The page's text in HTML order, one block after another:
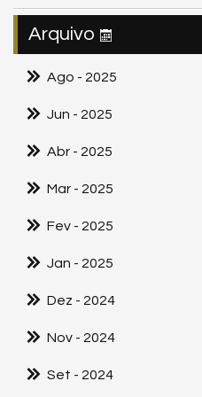
Arquivo
Ago - 2025
Jun - 2025
Abr - 2025
Mar - 2025
Fev - 2025
Jan - 2025
Dez - 2024
Nov - 2024
Set - 2024